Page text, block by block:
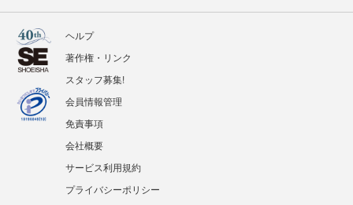
ヘルプ
著作権・リンク
スタッフ募集!
会員情報管理
免責事項
会社概要
サービス利用規約
プライバシーポリシー